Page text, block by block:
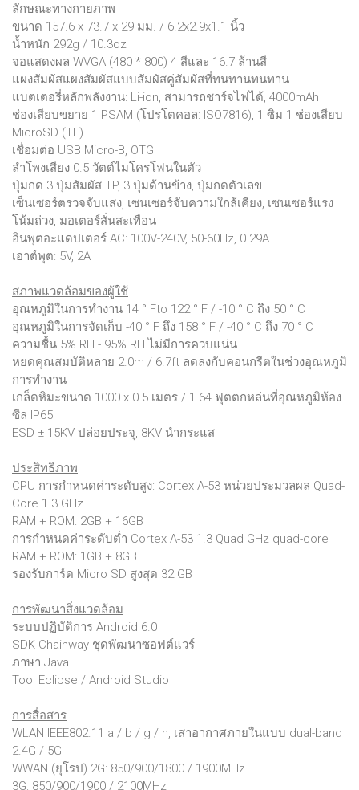
ลักษณะทางกายภาพ
ขนาด 157.6 x 73.7 x 29 มม. / 6.2x2.9x1.1 นิ้ว
น้ำหนัก 292g / 10.3oz
จอแสดงผล WVGA (480 * 800) 4 สีและ 16.7 ล้านสี
แผงสัมผัสแผงสัมผัสแบบสัมผัสคู่สัมผัสที่ทนทานทนทาน
แบตเตอรี่หลักพลังงาน: Li-ion, สามารถชาร์จไฟได้, 4000mAh
ช่องเสียบขยาย 1 PSAM (โปรโตคอล: ISO7816), 1 ซิม 1 ช่องเสียบ
MicroSD (TF)
เชื่อมต่อ USB Micro-B, OTG
ลำโพงเสียง 0.5 วัตต์ไมโครโฟนในตัว
ปุ่มกด 3 ปุ่มสัมผัส TP, 3 ปุ่มด้านข้าง, ปุ่มกดตัวเลข
เซ็นเซอร์ตรวจจับแสง, เซนเซอร์จับความใกล้เคียง, เซนเซอร์แรง
โน้มถ่วง, มอเตอร์สั่นสะเทือน
อินพุตอะแดปเตอร์ AC: 100V-240V, 50-60Hz, 0.29A
เอาต์พุต: 5V, 2A
สภาพแวดล้อมของผู้ใช้
อุณหภูมิในการทำงาน 14 ° Fto 122 ° F / -10 ° C ถึง 50 ° C
อุณหภูมิในการจัดเก็บ -40 ° F ถึง 158 ° F / -40 ° C ถึง 70 ° C
ความชื้น 5% RH - 95% RH ไม่มีการควบแน่น
หยดคุณสมบัติหลาย 2.0m / 6.7ft ลดลงกับคอนกรีตในช่วงอุณหภูมิ
การทำงาน
เกล็ดหิมะขนาด 1000 x 0.5 เมตร / 1.64 ฟุตตกหล่นที่อุณหภูมิห้อง
ซีล IP65
ESD ± 15KV ปล่อยประจุ, 8KV นำกระแส
ประสิทธิภาพ
CPU การกำหนดค่าระดับสูง: Cortex A-53 หน่วยประมวลผล Quad-
Core 1.3 GHz
RAM + ROM: 2GB + 16GB
การกำหนดค่าระดับต่ำ Cortex A-53 1.3 Quad GHz quad-core
RAM + ROM: 1GB + 8GB
รองรับการ์ด Micro SD สูงสุด 32 GB
การพัฒนาสิ่งแวดล้อม
ระบบปฏิบัติการ Android 6.0
SDK Chainway ชุดพัฒนาซอฟต์แวร์
ภาษา Java
Tool Eclipse / Android Studio
การสื่อสาร
WLAN IEEE802.11 a / b / g / n, เสาอากาศภายในแบบ dual-band
2.4G / 5G
WWAN (ยุโรป) 2G: 850/900/1800 / 1900MHz
3G: 850/900/1900 / 2100MHz